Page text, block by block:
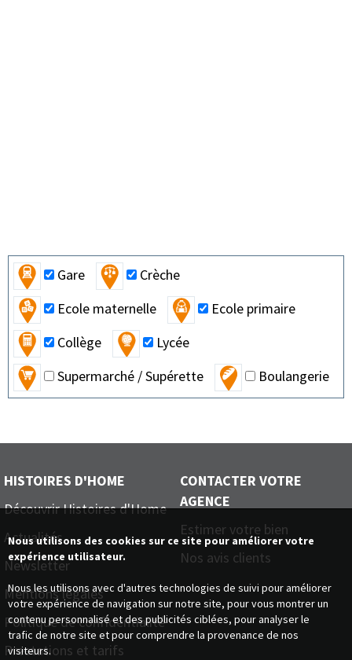
Gare
Crèche
Ecole maternelle
Ecole primaire
Collège
Lycée
Supermarché / Supérette
Boulangerie
HISTOIRES D'HOME
Découvrir Histoires d'Home
Actualités
Newsletter
Mentions légales
Politique de confidentialité
Prestations et tarifs
CONTACTER VOTRE
AGENCE
Estimer votre bien
Nos avis clients
Nous utilisons des cookies sur ce site pour améliorer votre
expérience utilisateur.
Nous les utilisons avec d'autres technologies de suivi pour améliorer
votre expérience de navigation sur notre site, pour vous montrer un
contenu personnalisé et des publicités ciblées, pour analyser le
trafic de notre site et pour comprendre la provenance de nos
visiteurs.